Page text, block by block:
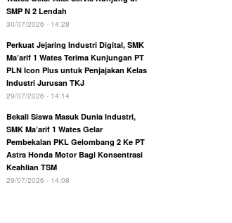
SMP N 2 Lendah
30/07/2026 - 14:28
Perkuat Jejaring Industri Digital, SMK
Ma’arif 1 Wates Terima Kunjungan PT
PLN Icon Plus untuk Penjajakan Kelas
Industri Jurusan TKJ
29/07/2026 - 14:14
Bekali Siswa Masuk Dunia Industri,
SMK Ma’arif 1 Wates Gelar
Pembekalan PKL Gelombang 2 Ke PT
Astra Honda Motor Bagi Konsentrasi
Keahlian TSM
29/07/2026 - 14:08